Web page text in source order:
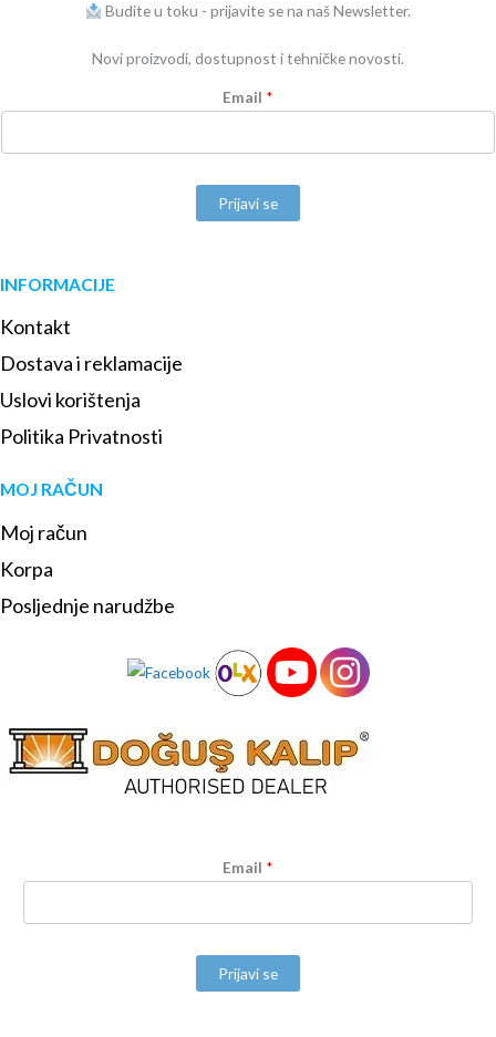
Budite u toku - prijavite se na naš Newsletter.
Novi proizvodi, dostupnost i tehničke novosti.
Email *
Prijavi se
INFORMACIJE
Kontakt
Dostava i reklamacije
Uslovi korištenja
Politika Privatnosti
MOJ RAČUN
Moj račun
Korpa
Posljednje narudžbe
Email *
Prijavi se